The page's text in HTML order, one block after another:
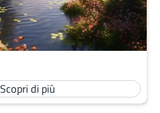
Scopri di più